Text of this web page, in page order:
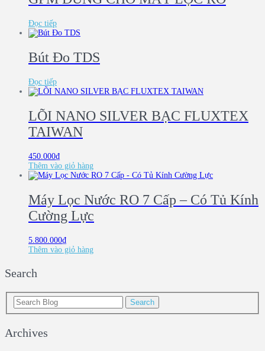
Đọc tiếp
Bút Đo TDS
Đọc tiếp
LÕI NANO SILVER BẠC FLUXTEX
TAIWAN
450.000₫
Thêm vào giỏ hàng
Máy Lọc Nước RO 7 Cấp – Có Tủ Kính
Cường Lực
5.800.000₫
Thêm vào giỏ hàng
Search
Archives